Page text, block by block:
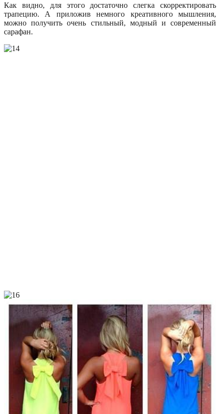
Как видно, для этого достаточно слегка скорректировать
трапецию. А приложив немного креативного мышления,
можно получить очень стильный, модный и современный
сарафан.